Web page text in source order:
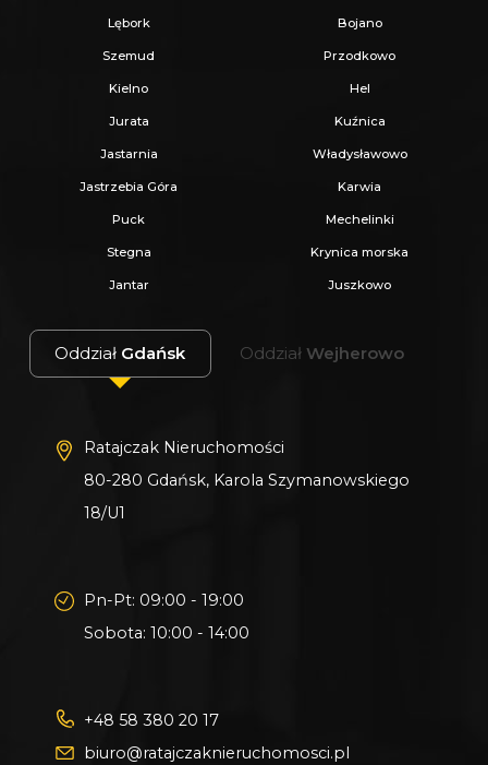
Lębork Bojano
Szemud Przodkowo
Kielno Hel
Jurata Kuźnica
Jastarnia Władysławowo
Jastrzebia Góra Karwia
Puck Mechelinki
Stegna Krynica morska
Jantar Juszkowo
Oddział Gdańsk Oddział Wejherowo
Ratajczak Nieruchomości
80-280 Gdańsk, Karola Szymanowskiego
18/U1
Pn-Pt: 09:00 - 19:00
Sobota: 10:00 - 14:00
+48 58 380 20 17
biuro@ratajczaknieruchomosci.pl